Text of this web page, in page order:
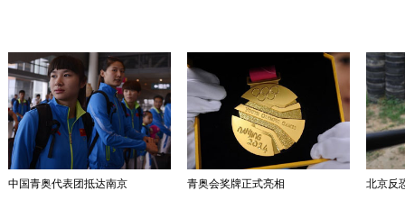
中国青奥代表团抵达南京 青奥会奖牌正式亮相 北京反